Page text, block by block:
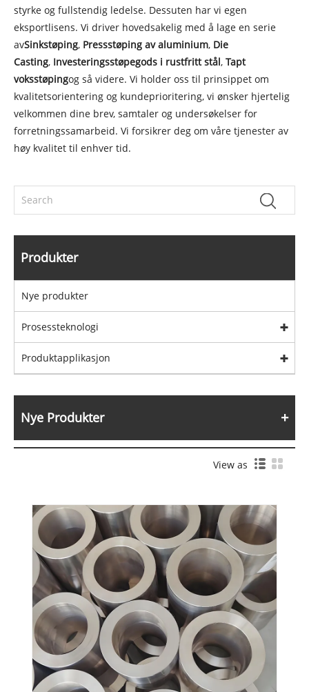
styrke og fullstendig ledelse. Dessuten har vi egen
eksportlisens. Vi driver hovedsakelig med å lage en serie
avSinkstøping, Pressstøping av aluminium, Die
Casting, Investeringsstøpegods i rustfritt stål, Tapt
voksstøpingog så videre. Vi holder oss til prinsippet om
kvalitetsorientering og kundeprioritering, vi ønsker hjertelig
velkommen dine brev, samtaler og undersøkelser for
forretningssamarbeid. Vi forsikrer deg om våre tjenester av
høy kvalitet til enhver tid.
Produkter
Nye produkter
Prosessteknologi
Produktapplikasjon
Nye Produkter
View as